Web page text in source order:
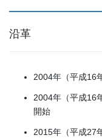
沿革
2004年（平成16
2004年（平成16
開始
2015年（平成27